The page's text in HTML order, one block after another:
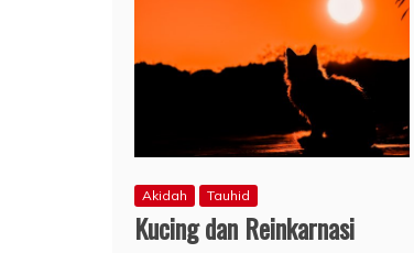
Akidah Tauhid
Kucing dan Reinkarnasi